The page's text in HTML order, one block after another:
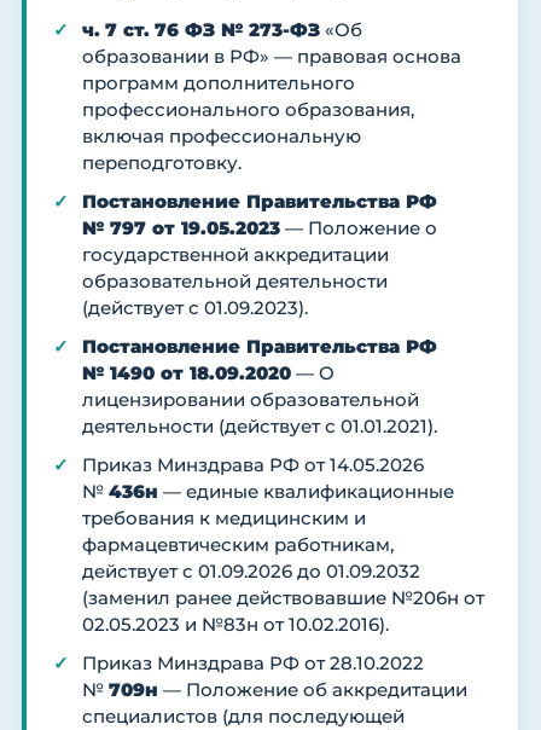
ч. 7 ст. 76 ФЗ № 273-ФЗ «Об
образовании в РФ» — правовая основа
программ дополнительного
профессионального образования,
включая профессиональную
переподготовку.
Постановление Правительства РФ
№ 797 от 19.05.2023 — Положение о
государственной аккредитации
образовательной деятельности
(действует с 01.09.2023).
Постановление Правительства РФ
№ 1490 от 18.09.2020 — О
лицензировании образовательной
деятельности (действует с 01.01.2021).
Приказ Минздрава РФ от 14.05.2026
№ 436н — единые квалификационные
требования к медицинским и
фармацевтическим работникам,
действует с 01.09.2026 до 01.09.2032
(заменил ранее действовавшие №206н от
02.05.2023 и №83н от 10.02.2016).
Приказ Минздрава РФ от 28.10.2022
№ 709н — Положение об аккредитации
специалистов (для последующей